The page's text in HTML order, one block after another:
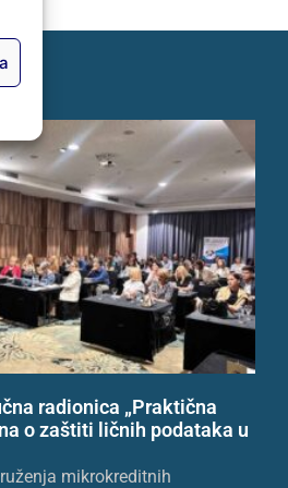
radionica „Praktična
o zaštiti ličnih podataka u
mikrokreditnih